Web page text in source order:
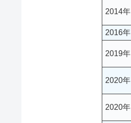
2014年
2016年
2019年
2020年
2020年